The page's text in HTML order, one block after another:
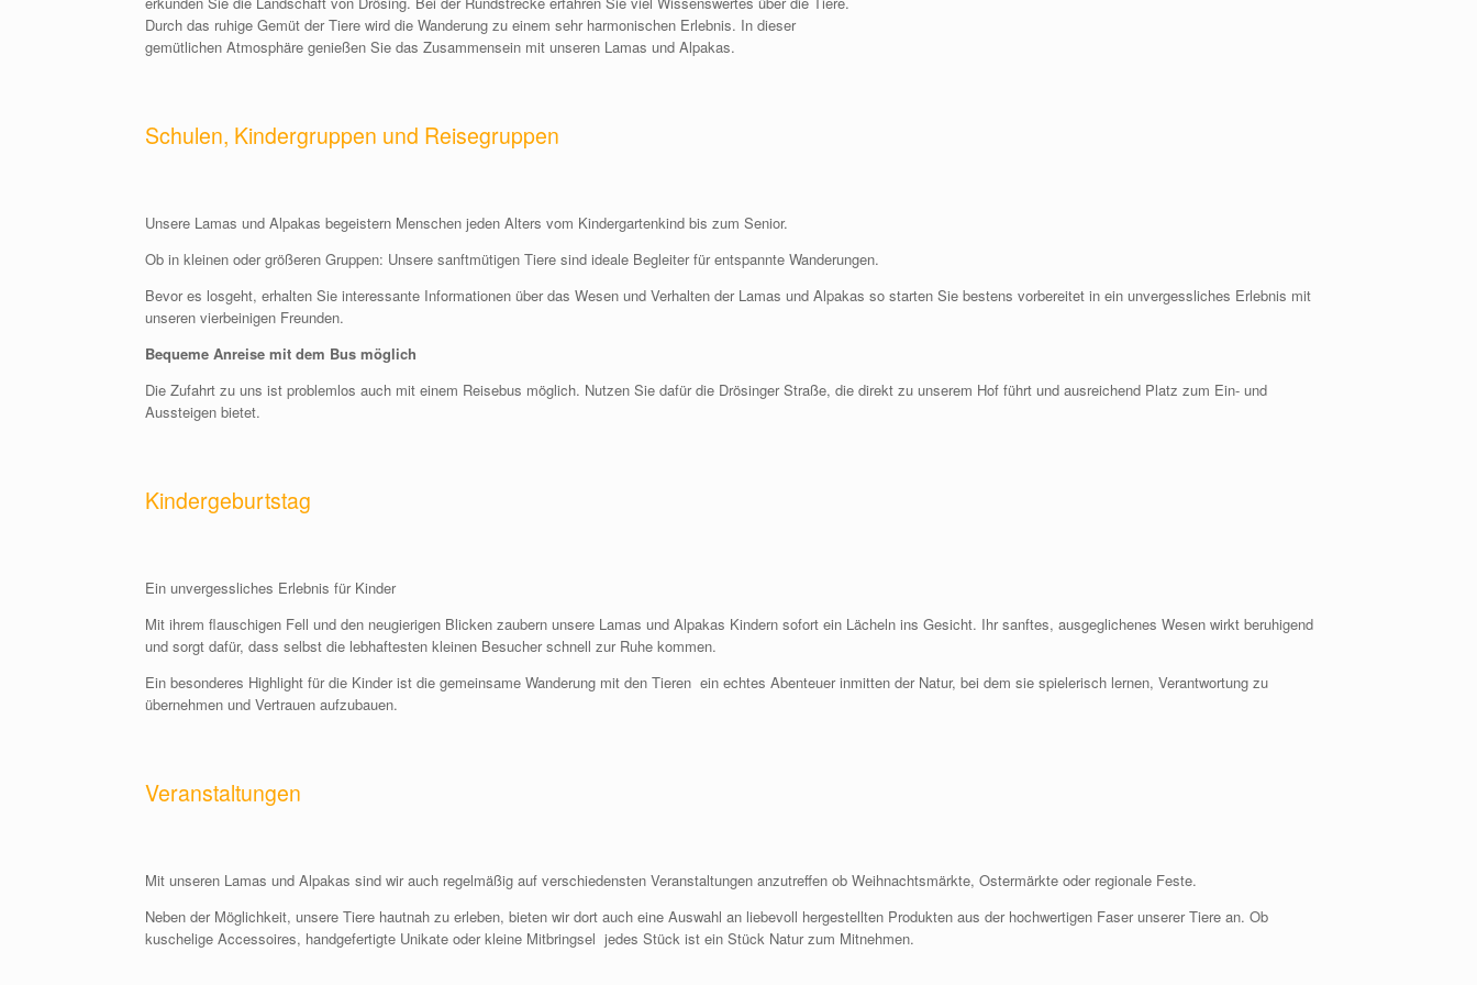
Durch das ruhige Gemüt der Tiere wird die Wanderung zu einem sehr harmonischen Erlebnis. In dieser
gemütlichen Atmosphäre genießen Sie das Zusammensein mit unseren Lamas und Alpakas.
Schulen, Kindergruppen und Reisegruppen
Unsere Lamas und Alpakas begeistern Menschen jeden Alters vom Kindergartenkind bis zum Senior.
Ob in kleinen oder größeren Gruppen: Unsere sanftmütigen Tiere sind ideale Begleiter für entspannte Wanderungen.
Bevor es losgeht, erhalten Sie interessante Informationen über das Wesen und Verhalten der Lamas und Alpakas so starten Sie bestens vorbereitet in ein unvergessliches Erlebnis mit
unseren vierbeinigen Freunden.
Bequeme Anreise mit dem Bus möglich
Die Zufahrt zu uns ist problemlos auch mit einem Reisebus möglich. Nutzen Sie dafür die Drösinger Straße, die direkt zu unserem Hof führt und ausreichend Platz zum Ein- und
Aussteigen bietet.
Kindergeburtstag
Ein unvergessliches Erlebnis für Kinder
Mit ihrem flauschigen Fell und den neugierigen Blicken zaubern unsere Lamas und Alpakas Kindern sofort ein Lächeln ins Gesicht. Ihr sanftes, ausgeglichenes Wesen wirkt beruhigend
und sorgt dafür, dass selbst die lebhaftesten kleinen Besucher schnell zur Ruhe kommen.
Ein besonderes Highlight für die Kinder ist die gemeinsame Wanderung mit den Tieren ein echtes Abenteuer inmitten der Natur, bei dem sie spielerisch lernen, Verantwortung zu
übernehmen und Vertrauen aufzubauen.
Veranstaltungen
Mit unseren Lamas und Alpakas sind wir auch regelmäßig auf verschiedensten Veranstaltungen anzutreffen ob Weihnachtsmärkte, Ostermärkte oder regionale Feste.
Neben der Möglichkeit, unsere Tiere hautnah zu erleben, bieten wir dort auch eine Auswahl an liebevoll hergestellten Produkten aus der hochwertigen Faser unserer Tiere an. Ob
kuschelige Accessoires, handgefertigte Unikate oder kleine Mitbringsel jedes Stück ist ein Stück Natur zum Mitnehmen.